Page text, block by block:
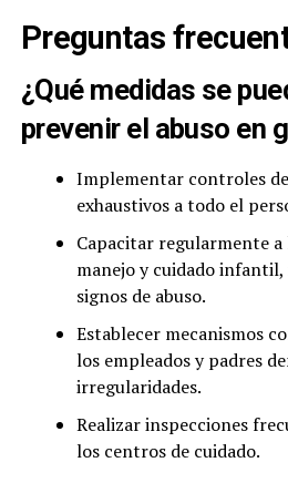
Preguntas
¿Qué medidas se
prevenir el abuso en
Implementar controles
exhaustivos a todo el
Capacitar regularmente a
manejo y cuidado
signos de abuso.
Establecer mecanismos
los empleados y padres
irregularidades.
Realizar inspecciones
los centros de cuidado.